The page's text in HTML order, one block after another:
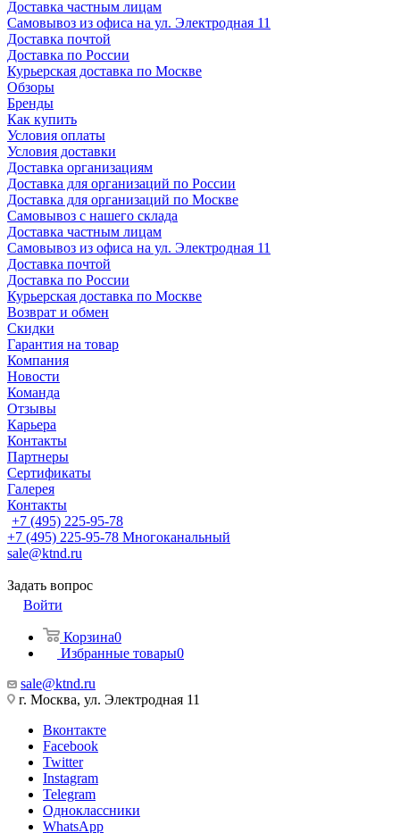
Доставка частным лицам
Самовывоз из офиса на ул. Электродная 11
Доставка почтой
Доставка по России
Курьерская доставка по Москве
Обзоры
Бренды
Как купить
Условия оплаты
Условия доставки
Доставка организациям
Доставка для организаций по России
Доставка для организаций по Москве
Самовывоз с нашего склада
Доставка частным лицам
Самовывоз из офиса на ул. Электродная 11
Доставка почтой
Доставка по России
Курьерская доставка по Москве
Возврат и обмен
Скидки
Гарантия на товар
Компания
Новости
Команда
Отзывы
Карьера
Контакты
Партнеры
Сертификаты
Галерея
Контакты
+7 (495) 225-95-78
+7 (495) 225-95-78 Многоканальный
sale@ktnd.ru
Задать вопрос
Войти
Корзина0
Избранные товары0
sale@ktnd.ru
г. Москва, ул. Электродная 11
Вконтакте
Facebook
Twitter
Instagram
Telegram
Одноклассники
WhatsApp